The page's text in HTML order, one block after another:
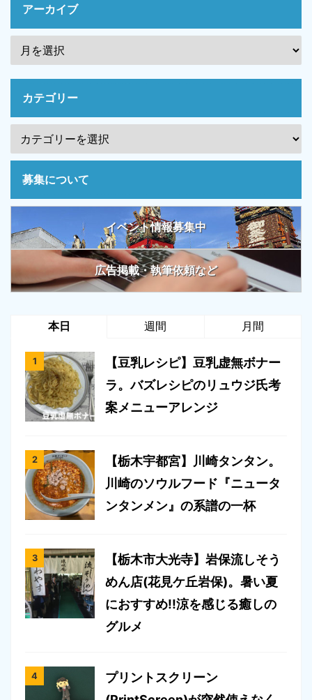
アーカイブ
カテゴリー
募集について
イベント情報募集中
広告掲載・執筆依頼など
本日 週間 月間
【豆乳レシピ】豆乳虚無ボナー
ラ。バズレシピのリュウジ氏考
案メニューアレンジ
【栃木宇都宮】川崎タンタン。
川崎のソウルフード『ニュータ
ンタンメン』の系譜の一杯
【栃木市大光寺】岩保流しそう
めん店(花見ケ丘岩保)。暑い夏
におすすめ!!涼を感じる癒しの
グルメ
プリントスクリーン